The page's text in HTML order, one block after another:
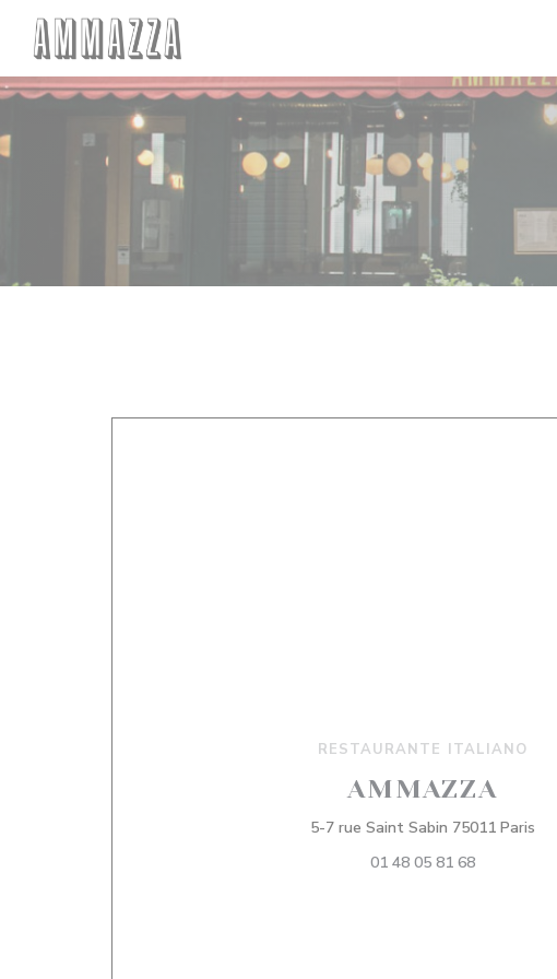
Painel de Gerenciamento de Cookies
RESTAURANTE ITALIANO
AMMAZZA
5-7 rue Saint Sabin 75011 Paris
01 48 05 81 68